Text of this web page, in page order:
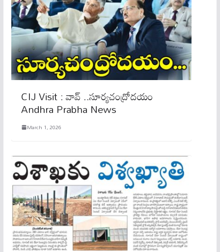
CIJ Visit : వావ్ ..సూర్య‌చంద్రోద‌యం
Andhra Prabha News
March 1, 2026